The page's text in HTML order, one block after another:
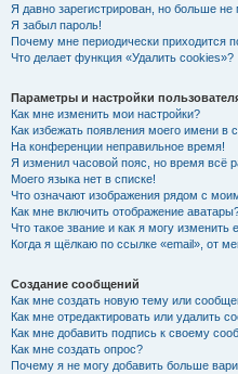
Я давно зарегистрирован, но больше не
Я забыл пароль!
Почему мне периодически приходится
Что делает функция «Удалить cookies»?
Параметры и настройки
Как мне изменить мои настройки?
Как избежать появления моего имени в
На конференции неправильное время!
Я изменил часовой пояс, но время всё
Моего языка нет в списке!
Что означают изображения рядом с
Как мне включить отображение
Что такое звание и как я могу изменить
Когда я щёлкаю по ссылке «email», от
Создание сообщений
Как мне создать новую тему или
Как мне отредактировать или удалить
Как мне добавить подпись к своему
Как мне создать опрос?
Почему я не могу добавить больше